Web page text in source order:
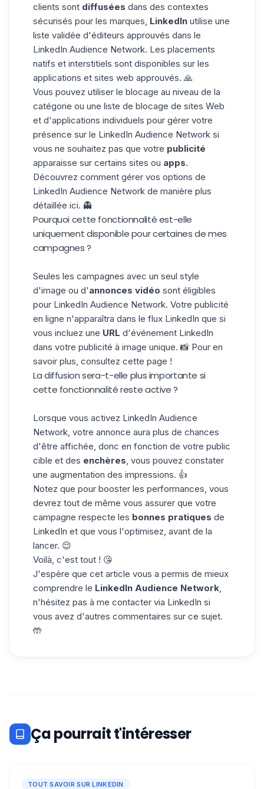
clients sont diffusées dans des contextes
sécurisés pour les marques, LinkedIn utilise une
liste validée d'éditeurs approuvés dans le
LinkedIn Audience Network. Les placements
natifs et interstitiels sont disponibles sur les
applications et sites web approuvés. 🙏
Vous pouvez utiliser le blocage au niveau de la
catégorie ou une liste de blocage de sites Web
et d'applications individuels pour gérer votre
présence sur le LinkedIn Audience Network si
vous ne souhaitez pas que votre publicité
apparaisse sur certains sites ou apps.
Découvrez comment gérer vos options de
LinkedIn Audience Network de manière plus
détaillée ici. 👻
Pourquoi cette fonctionnalité est-elle
uniquement disponible pour certaines de mes
campagnes ?
Seules les campagnes avec un seul style
d'image ou d'annonces vidéo sont éligibles
pour LinkedIn Audience Network. Votre publicité
en ligne n'apparaîtra dans le flux LinkedIn que si
vous incluez une URL d'événement LinkedIn
dans votre publicité à image unique. 📸 Pour en
savoir plus, consultez cette page !
La diffusion sera-t-elle plus importante si
cette fonctionnalité reste active ?
Lorsque vous activez LinkedIn Audience
Network, votre annonce aura plus de chances
d'être affichée, donc en fonction de votre public
cible et des enchères , vous pouvez constater
une augmentation des impressions. 👍
Notez que pour booster les performances, vous
devrez tout de même vous assurer que votre
campagne respecte les bonnes pratiques de
LinkedIn et que vous l'optimisez, avant de la
lancer. 😌
Voilà, c'est tout ! 😘
J'espère que cet article vous a permis de mieux
comprendre le LinkedIn Audience Network
n'hésitez pas à me contacter via LinkedIn si
vous avez d'autres commentaires sur ce sujet.
🤲
Ça pourrait t'intéresser
TOUT SAVOIR SUR LINKEDIN